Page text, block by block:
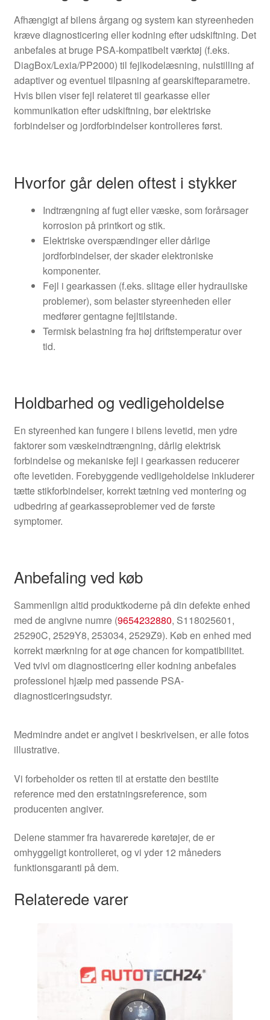
Afhængigt af bilens årgang og system kan styreenheden
kræve diagnosticering eller kodning efter udskiftning. Det
anbefales at bruge PSA-kompatibelt værktøj (f.eks.
DiagBox/Lexia/PP2000) til fejlkodelæsning, nulstilling af
adaptiver og eventuel tilpasning af gearskifteparametre.
Hvis bilen viser fejl relateret til gearkasse eller
kommunikation efter udskiftning, bør elektriske
forbindelser og jordforbindelser kontrolleres først.
Hvorfor går delen oftest i stykker
Indtrængning af fugt eller væske, som forårsager
korrosion på printkort og stik.
Elektriske overspændinger eller dårlige
jordforbindelser, der skader elektroniske
komponenter.
Fejl i gearkassen (f.eks. slitage eller hydrauliske
problemer), som belaster styreenheden eller
medfører gentagne fejltilstande.
Termisk belastning fra høj driftstemperatur over
tid.
Holdbarhed og vedligeholdelse
En styreenhed kan fungere i bilens levetid, men ydre
faktorer som væskeindtrængning, dårlig elektrisk
forbindelse og mekaniske fejl i gearkassen reducerer
ofte levetiden. Forebyggende vedligeholdelse inkluderer
tætte stikforbindelser, korrekt tætning ved montering og
udbedring af gearkasseproblemer ved de første
symptomer.
Anbefaling ved køb
Sammenlign altid produktkoderne på din defekte enhed
med de angivne numre (9654232880, S118025601,
25290C, 2529Y8, 253034, 2529Z9). Køb en enhed med
korrekt mærkning for at øge chancen for kompatibilitet.
Ved tvivl om diagnosticering eller kodning anbefales
professionel hjælp med passende PSA-
diagnosticeringsudstyr.
Medmindre andet er angivet i beskrivelsen, er alle fotos
illustrative.
Vi forbeholder os retten til at erstatte den bestilte
reference med den erstatningsreference, som
producenten angiver.
Delene stammer fra havarerede køretøjer, de er
omhyggeligt kontrolleret, og vi yder 12 måneders
funktionsgaranti på dem.
Relaterede varer